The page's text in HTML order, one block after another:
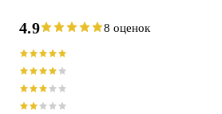
4.9 8 оценок